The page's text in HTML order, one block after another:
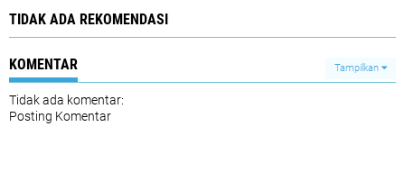
TIDAK ADA REKOMENDASI
KOMENTAR Tampilkan
Tidak ada komentar:
Posting Komentar